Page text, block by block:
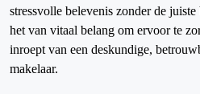
stressvolle belevenis zonder de
het van vitaal belang om ervoor te
inroept van een deskundige,
makelaar.